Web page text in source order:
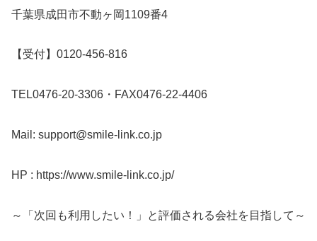
千葉県成田市不動ヶ岡1109番4
【受付】0120-456-816
TEL0476-20-3306・FAX0476-22-4406
Mail: support@smile-link.co.jp
HP : https://www.smile-link.co.jp/
～「次回も利用したい！」と評価される会社を目指して～